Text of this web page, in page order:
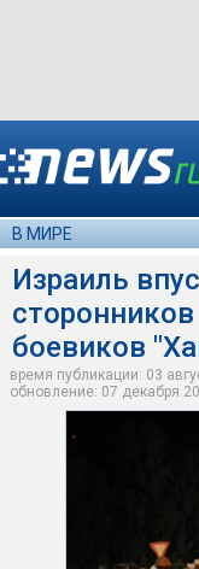
В МИРЕ
Израиль
боевиков
время публикации: 03
обновление: 07 декабря